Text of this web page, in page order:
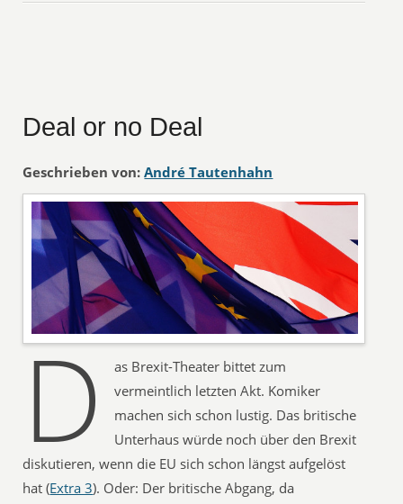
Deal or no Deal
Geschrieben von: André Tautenhahn
D
as Brexit-Theater bittet zum
vermeintlich letzten Akt. Komiker
machen sich schon lustig. Das britische
Unterhaus würde noch über den Brexit
diskutieren, wenn die EU sich schon längst aufgelöst
hat (Extra 3). Oder: Der britische Abgang, da